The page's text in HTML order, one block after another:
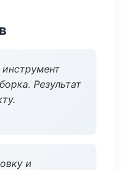
инструмент
Результат
и